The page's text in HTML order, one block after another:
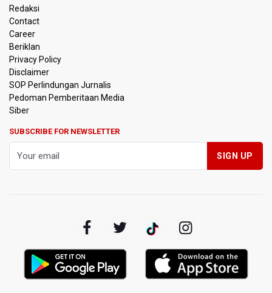
Wisata Berkelanjutan
Kemkomdigi Targetkan Reaktivasi IGRS Rampung 2026
TNI Gelar Latihan Kesiapsiagaan Penanggulangan
Bencana Gempa Bumi dan Tsunami di Bali
BPS Sebut Sensus Ekonomi 2026 untuk Perbarui Data
Struktur Perekonomian Nasional
Kebakaran Hutan dan Lahan Terjadi di Sejumlah Wilayah
Kebakaran Hutan dan Lahan Meluas, TNBTS Tutup
Redaksi
Contact
Career
Beriklan
Privacy Policy
Disclaimer
SOP Perlindungan Jurnalis
Pedoman Pemberitaan Media
Siber
SUBSCRIBE FOR NEWSLETTER